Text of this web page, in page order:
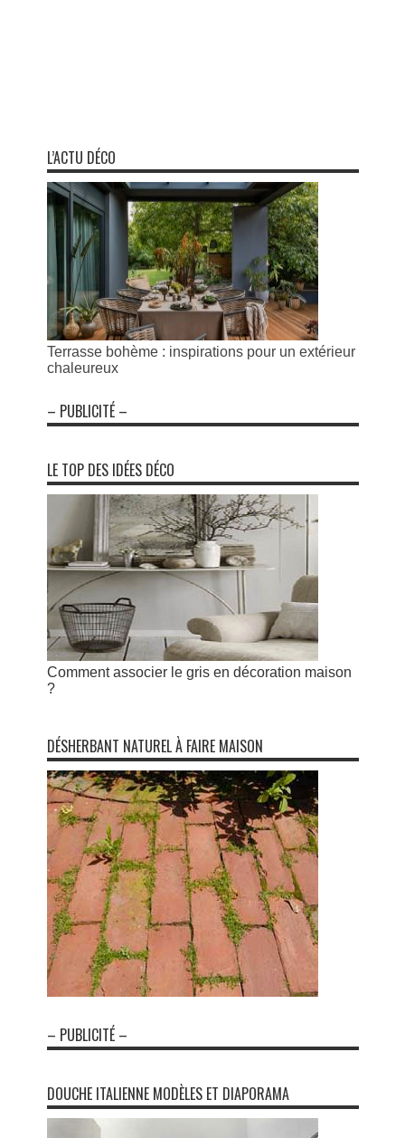
L’ACTU DÉCO
Terrasse bohème : inspirations pour un extérieur
chaleureux
– PUBLICITÉ –
LE TOP DES IDÉES DÉCO
Comment associer le gris en décoration maison
?
DÉSHERBANT NATUREL À FAIRE MAISON
– PUBLICITÉ –
DOUCHE ITALIENNE MODÈLES ET DIAPORAMA